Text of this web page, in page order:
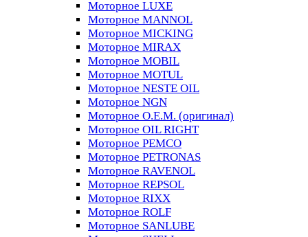
Моторное LUXE
Моторное MANNOL
Моторное MICKING
Моторное MIRAX
Моторное MOBIL
Моторное MOTUL
Моторное NESTE OIL
Моторное NGN
Моторное O.E.M. (оригинал)
Моторное OIL RIGHT
Моторное PEMCO
Моторное PETRONAS
Моторное RAVENOL
Моторное REPSOL
Моторное RIXX
Моторное ROLF
Моторное SANLUBE